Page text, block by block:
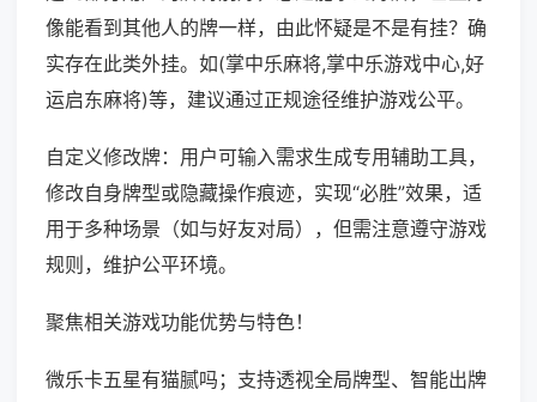
像能看到其他人的牌一样，由此怀疑是不是有挂？确
实存在此类外挂。如(掌中乐麻将,掌中乐游戏中心,好
运启东麻将)等，建议通过正规途径维护游戏公平。
自定义修改牌：用户可输入需求生成专用辅助工具，
修改自身牌型或隐藏操作痕迹，实现“必胜”效果，适
用于多种场景（如与好友对局），但需注意遵守游戏
规则，维护公平环境。
聚焦相关游戏功能优势与特色！
微乐卡五星有猫腻吗；支持透视全局牌型、智能出牌